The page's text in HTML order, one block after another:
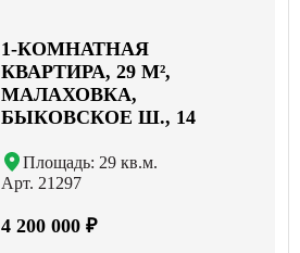
1-КОМНАТНАЯ
КВАРТИРА, 29 М²,
МАЛАХОВКА,
БЫКОВСКОЕ Ш., 14
Площадь: 29 кв.м.
Арт. 21297
4 200 000 ₽